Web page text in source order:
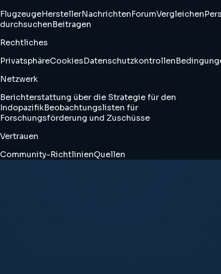
FlugzeugeHerstellerNachrichtenForumVergleichen
durchsuchenBeitragen
Rechtliches
PrivatsphäreCookiesDatenschutzkontrollen
Netzwerk
Berichterstattung über die Strategie für den
IndopazifikBeobachtungslisten für
Forschungsförderung und Zuschüsse
Vertrauen
Community-RichtlinienQuellen